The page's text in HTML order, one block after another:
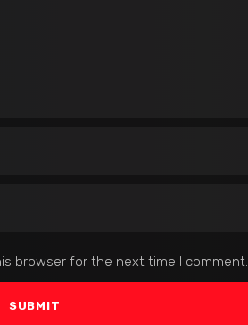
browser for the next time I comment.